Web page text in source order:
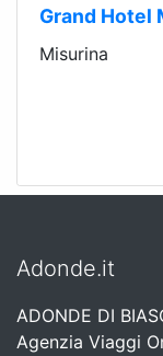
Grand Hotel
Misurina
Adonde.it
ADONDE DI
Agenzia Viaggi